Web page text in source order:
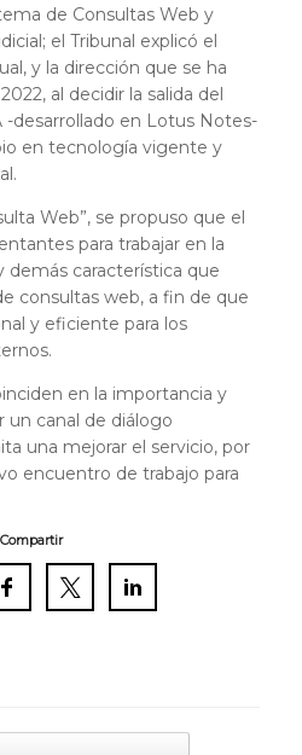
de Consultas Web y
el Tribunal explicó el
y la dirección que se ha
al decidir la salida del
-desarrollado en Lotus Notes-
en tecnología vigente y
Web”, se propuso que el
para trabajar en la
demás característica que
consultas web, a fin de que
y eficiente para los
en la importancia y
un canal de diálogo
una mejorar el servicio, por
encuentro de trabajo para
Compartir